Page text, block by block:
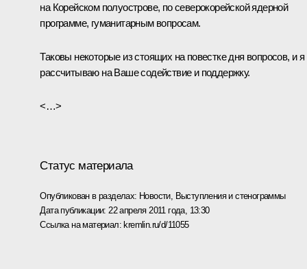
на Корейском полуострове, по северокорейской ядерной
программе, гуманитарным вопросам.
Таковы некоторые из стоящих на повестке дня вопросов, и я
рассчитываю на Ваше содействие и поддержку.
<…>
Статус материала
Опубликован в разделах: Новости, Выступления и стенограммы
Дата публикации: 22 апреля 2011 года, 13:30
Ссылка на материал: kremlin.ru/d/11055